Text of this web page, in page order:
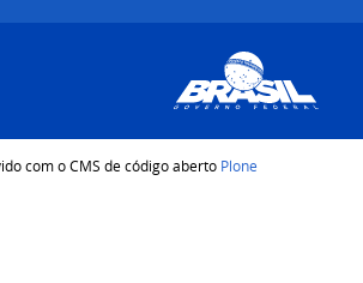
com o CMS de código aberto Plone